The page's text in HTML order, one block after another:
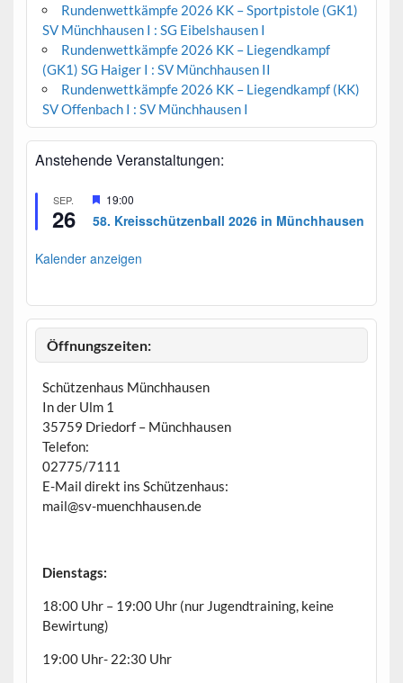
Rundenwettkämpfe 2026 KK – Sportpistole (GK1)
SV Münchhausen I : SG Eibelshausen I
Rundenwettkämpfe 2026 KK – Liegendkampf
(GK1) SG Haiger I : SV Münchhausen II
Rundenwettkämpfe 2026 KK – Liegendkampf (KK)
SV Offenbach I : SV Münchhausen I
Anstehende Veranstaltungen:
SEP.
26
H
r
o
o
b
19:00
58. Kreisschützenball 2026 in Münchhausen
Kalender anzeigen
Öffnungszeiten:
Schützenhaus Münchhausen
In der Ulm 1
35759 Driedorf – Münchhausen
Telefon:
02775/7111
E-Mail direkt ins Schützenhaus:
mail@sv-muenchhausen.de
Dienstags:
18:00 Uhr – 19:00 Uhr (nur Jugendtraining, keine
Bewirtung)
19:00 Uhr- 22:30 Uhr